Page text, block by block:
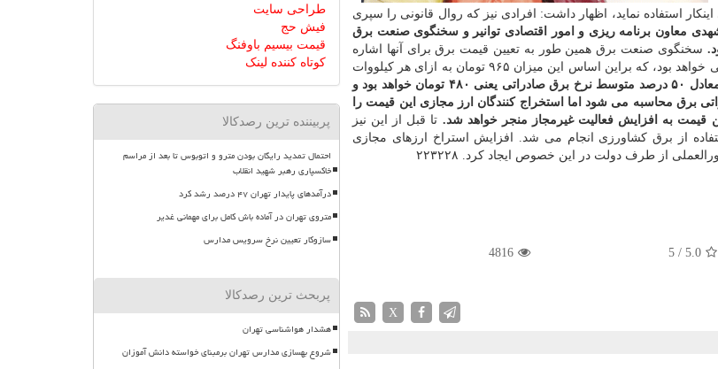
استفاده نماید، اظهار داشت: افرادی نیز كه روال قانونی را سپری
معاون برنامه ریزی و امور اقتصادی توانیر و سخنگوی صنعت برق
سخنگوی صنعت برق همین طور به تعیین قیمت برق برای آنها اشاره
كرده و گفته بود كه قیمت برق این مراكز معادل متوسط نرخ برق صادراتی خواهد بود، كه براین اساس این میزان ۹۶۵ تومان به ازای هر كیلووات
بر این اساس، این نرخ در ۸ ماه غیر گرم سال معادل ۵۰ درصد متوسط نرخ برق صادراتی یعنی ۴۸۰ تومان خواهد بود و
برق محاسبه می شود اما استخراج كنندگان ارز مجازی این قیمت را
قیمت به افزایش فعالیت غیرمجاز منجر خواهد شد. تا قبل از این نیز
از برق كشاورزی انجام می شد. افزایش استراخ ارزهای مجازی
از طرف دولت در این خصوص ایجاد كرد. ۲۲۳۲۲۸
5.0
/
5
4816
X
طراحی سایت
فیش حج
قیمت بیسیم باوفنگ
کوتاه کننده لینک
پربیننده ترین رصدکالا
احتمال تمدید رایگان بودن مترو و اتوبوس تا بعد از مراسم
خاکسپاری رهبر شهید انقلاب
درآمدهای پایدار تهران ۴۷ درصد رشد کرد
متروی تهران در آماده باش کامل برای مهمانی غدیر
سازوکار تعیین نرخ سرویس مدارس
پربحث ترین رصدکالا
هشدار هواشناسی تهران
شروع بهسازی مدارس تهران برمبنای خواسته دانش آموزان